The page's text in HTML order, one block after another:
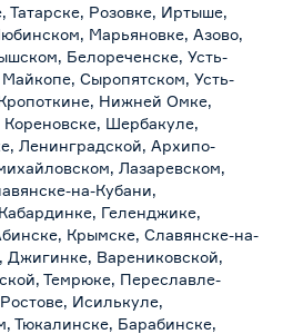
Татарске, Розовке, Иртыше,
Марьяновке, Азово,
Белореченске, Усть-
Сыропятском, Усть-
Нижней Омке,
Шербакуле,
Ленинградской, Архипо-
Лазаревском,
на-Кубани,
Геленджике,
Крымске, Славянске-на-
Джигинке, Варениковской,
Темрюке, Переславле-
Исилькуле,
Тюкалинске, Барабинске,